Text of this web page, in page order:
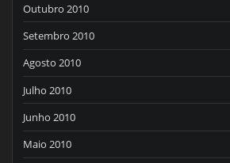
Outubro 2010
Setembro 2010
Agosto 2010
Julho 2010
Junho 2010
Maio 2010